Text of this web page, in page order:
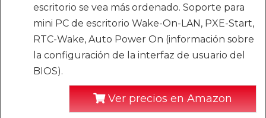
escritorio se vea más ordenado. Soporte para
mini PC de escritorio Wake-On-LAN, PXE-Start,
RTC-Wake, Auto Power On (información sobre
la configuración de la interfaz de usuario del
BIOS).
Ver precios en Amazon